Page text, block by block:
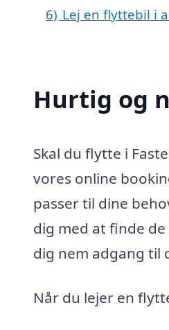
6) Lej en flyttebil i
Hurtig og
Skal du flytte i
vores online
passer til dine
dig med at finde
dig nem adgang til
Når du lejer en